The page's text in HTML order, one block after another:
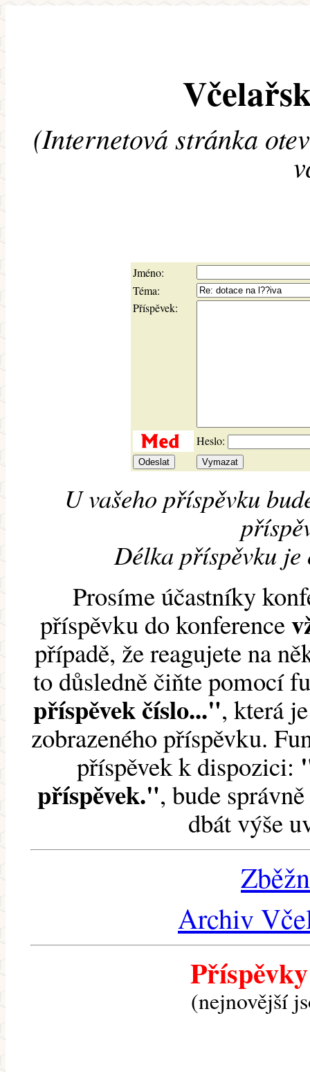
(Internetová stránka
Jméno:
Téma:
Příspěvek:
Heslo:
U vašeho příspěvku
Délka příspěvku je
Prosíme účastníky
příspěvku do konference
případě, že reagujete na
to důsledně čiňte pomocí
příspěvek číslo...", která
zobrazeného příspěvku.
příspěvek k dispozici:
příspěvek.", bude
dbát výše
Archiv
(nejnovější